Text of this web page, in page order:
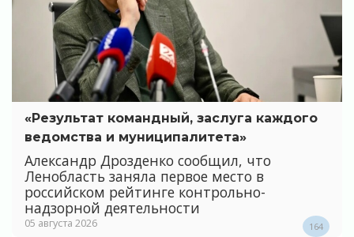
«Результат командный, заслуга каждого
ведомства и муниципалитета»
Александр Дрозденко сообщил, что
Ленобласть заняла первое место в
российском рейтинге контрольно-
надзорной деятельности
05 августа 2026 164